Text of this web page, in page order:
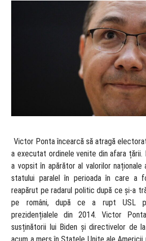
Victor Ponta încearcă să atragă
a executat ordinele venite din afara țării.
a vopsit în apărător al valorilor
statului paralel în perioada în care a
reapărut pe radarul politic după ce și-a
pe români, după ce a rupt USL
prezidențialele din 2014. Victor
susținătorii lui Biden și directivelor de